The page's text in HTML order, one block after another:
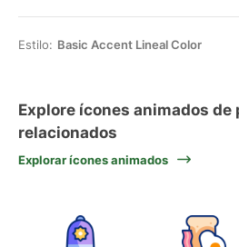
Estilo: Basic Accent Lineal Color
Explore ícones animados de
relacionados
Explorar ícones animados